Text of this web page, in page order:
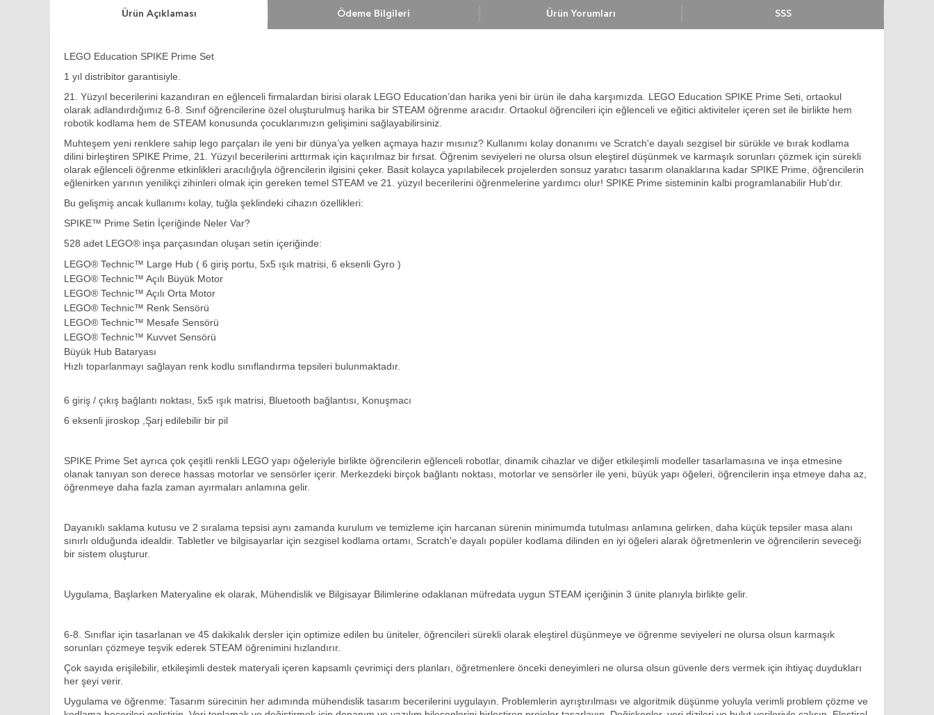
Ürün Açıklaması Ödeme Bilgileri Ürün Yorumları SSS
LEGO Education SPIKE Prime Set
1 yıl distribitor garantisiyle.
21. Yüzyıl becerilerini kazandıran en eğlenceli firmalardan birisi olarak LEGO Education’dan harika yeni bir ürün ile daha karşımızda. LEGO Education SPIKE Prime Seti, ortaokul
olarak adlandırdığımız 6-8. Sınıf öğrencilerine özel oluşturulmuş harika bir STEAM öğrenme aracıdır. Ortaokul öğrencileri için eğlenceli ve eğitici aktiviteler içeren set ile birlikte hem
robotik kodlama hem de STEAM konusunda çocuklarımızın gelişimini sağlayabilirsiniz.
Muhteşem yeni renklere sahip lego parçaları ile yeni bir dünya’ya yelken açmaya hazır mısınız? Kullanımı kolay donanımı ve Scratch'e dayalı sezgisel bir sürükle ve bırak kodlama
dilini birleştiren SPIKE Prime, 21. Yüzyıl becerilerini arttırmak için kaçırılmaz bir fırsat. Öğrenim seviyeleri ne olursa olsun eleştirel düşünmek ve karmaşık sorunları çözmek için sürekli
olarak eğlenceli öğrenme etkinlikleri aracılığıyla öğrencilerin ilgisini çeker. Basit kolayca yapılabilecek projelerden sonsuz yaratıcı tasarım olanaklarına kadar SPIKE Prime, öğrencilerin
eğlenirken yarının yenilikçi zihinleri olmak için gereken temel STEAM ve 21. yüzyıl becerilerini öğrenmelerine yardımcı olur! SPIKE Prime sisteminin kalbi programlanabilir Hub'dır.
Bu gelişmiş ancak kullanımı kolay, tuğla şeklindeki cihazın özellikleri:
SPIKE™ Prime Setin İçeriğinde Neler Var?
528 adet LEGO® inşa parçasından oluşan setin içeriğinde:
LEGO® Technic™ Large Hub ( 6 giriş portu, 5x5 ışık matrisi, 6 eksenli Gyro )
LEGO® Technic™ Açılı Büyük Motor
LEGO® Technic™ Açılı Orta Motor
LEGO® Technic™ Renk Sensörü
LEGO® Technic™ Mesafe Sensörü
LEGO® Technic™ Kuvvet Sensörü
Büyük Hub Bataryası
Hızlı toparlanmayı sağlayan renk kodlu sınıflandırma tepsileri bulunmaktadır.
6 giriş / çıkış bağlantı noktası, 5x5 ışık matrisi, Bluetooth bağlantısı, Konuşmacı
6 eksenli jiroskop ,Şarj edilebilir bir pil
SPIKE Prime Set ayrıca çok çeşitli renkli LEGO yapı öğeleriyle birlikte öğrencilerin eğlenceli robotlar, dinamik cihazlar ve diğer etkileşimli modeller tasarlamasına ve inşa etmesine
olanak tanıyan son derece hassas motorlar ve sensörler içerir. Merkezdeki birçok bağlantı noktası, motorlar ve sensörler ile yeni, büyük yapı öğeleri, öğrencilerin inşa etmeye daha az,
öğrenmeye daha fazla zaman ayırmaları anlamına gelir.
Dayanıklı saklama kutusu ve 2 sıralama tepsisi aynı zamanda kurulum ve temizleme için harcanan sürenin minimumda tutulması anlamına gelirken, daha küçük tepsiler masa alanı
sınırlı olduğunda idealdir. Tabletler ve bilgisayarlar için sezgisel kodlama ortamı, Scratch'e dayalı popüler kodlama dilinden en iyi öğeleri alarak öğretmenlerin ve öğrencilerin seveceği
bir sistem oluşturur.
Uygulama, Başlarken Materyaline ek olarak, Mühendislik ve Bilgisayar Bilimlerine odaklanan müfredata uygun STEAM içeriğinin 3 ünite planıyla birlikte gelir.
6-8. Sınıflar için tasarlanan ve 45 dakikalık dersler için optimize edilen bu üniteler, öğrencileri sürekli olarak eleştirel düşünmeye ve öğrenme seviyeleri ne olursa olsun karmaşık
sorunları çözmeye teşvik ederek STEAM öğrenimini hızlandırır.
Çok sayıda erişilebilir, etkileşimli destek materyali içeren kapsamlı çevrimiçi ders planları, öğretmenlere önceki deneyimleri ne olursa olsun güvenle ders vermek için ihtiyaç duydukları
her şeyi verir.
Uygulama ve öğrenme: Tasarım sürecinin her adımında mühendislik tasarım becerilerini uygulayın. Problemlerin ayrıştırılması ve algoritmik düşünme yoluyla verimli problem çözme ve